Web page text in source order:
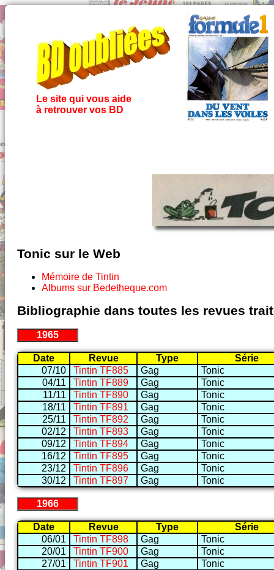
Le site qui vous aide
à retrouver vos BD
Tonic sur le Web
Mémoire de Tintin
Albums sur Bedetheque.com
Bibliographie dans toutes les revues
1965
Date Revue Type
Série
07/10
Tintin TF885 Gag
Tonic
04/11
Tintin TF889 Gag
Tonic
11/11
Tintin TF890 Gag
Tonic
18/11
Tintin TF891 Gag
Tonic
25/11
Tintin TF892 Gag
Tonic
02/12
Tintin TF893 Gag
Tonic
09/12
Tintin TF894 Gag
Tonic
16/12
Tintin TF895 Gag
Tonic
23/12
Tintin TF896 Gag
Tonic
30/12
Tintin TF897 Gag Tonic
1966
Date Revue Type
Série
06/01
Tintin TF898 Gag
Tonic
20/01
Tintin TF900 Gag
Tonic
27/01
Tintin TF901 Gag
Tonic